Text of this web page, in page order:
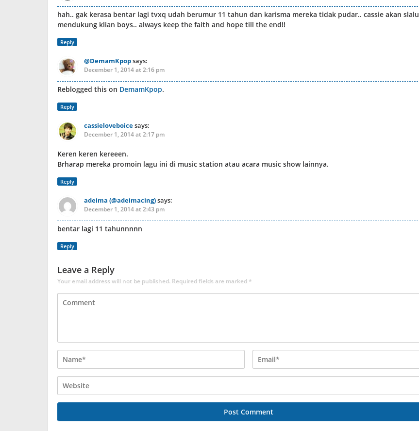
hah.. gak kerasa bentar lagi tvxq udah berumur 11 tahun dan karisma mereka tidak pudar.. cassie akan slalu
mendukung klian boys.. always keep the faith and hope till the end!!
Reply
@DemamKpopsays:
December 1, 2014 at 2:16 pm
Reblogged this on DemamKpop.
Reply
cassieloveboicesays:
December 1, 2014 at 2:17 pm
Keren keren kereeen.
Brharap mereka promoin lagu ini di music station atau acara music show lainnya.
Reply
adeima (@adeimacing)says:
December 1, 2014 at 2:43 pm
bentar lagi 11 tahunnnnn
Reply
Leave a Reply
Your email address will not be published. Required fields are marked*